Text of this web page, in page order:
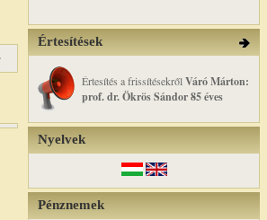
Értesítések
Értesítés a frissítésekről Váró Márton:
prof. dr. Ökrös Sándor 85 éves
Nyelvek
Pénznemek